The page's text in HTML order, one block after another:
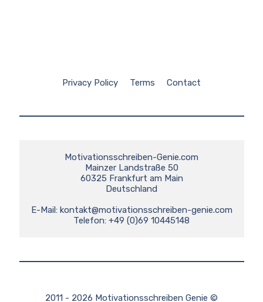
Privacy Policy Terms Contact
Motivationsschreiben-Genie.com
Mainzer Landstraße 50
60325 Frankfurt am Main
Deutschland
E-Mail: kontakt@motivationsschreiben-genie.com
Telefon: +49 (0)69 10445148
2011 - 2026 Motivationsschreiben Genie ©